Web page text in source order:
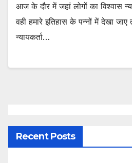
आज के दौर में जहां लोगों का विश्वास
वही हमारे इतिहास के पन्नों में देखा
न्यायकर्ता…
Recent Posts